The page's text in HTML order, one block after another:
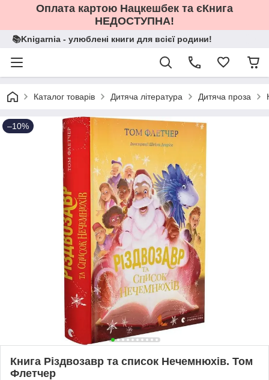
Оплата картою Нацкешбек та єКнига
НЕДОСТУПНА!
📚Knigarnia - улюблені книги для всієї родини!
Каталог товарів Дитяча література Дитяча проза
–10%
Книга Різдвозавр та список Нечемнюхів. Том
Флетчер